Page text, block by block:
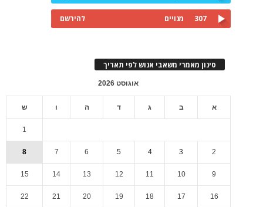
307 מנויים להירשם
סינון מאמרי משאבי אנוש לפי תאריך
אוגוסט 2026
א ב ג ד ה ו ש
1
2
3
4
5
6
7
8
9
10
11
12
13
14
15
16
17
18
19
20
21
22